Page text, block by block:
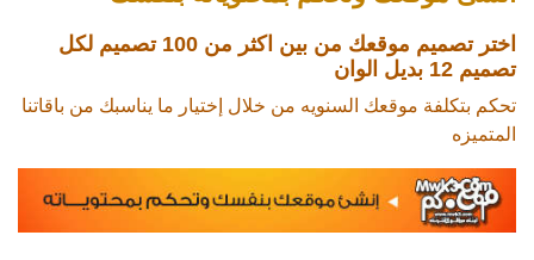
اختر تصميم موقعك من بين اكثر من 100 تصميم لكل
تصميم 12 بديل الوان
تحكم بتكلفة موقعك السنويه من خلال إختيار ما يناسبك من باقاتنا
المتميزه